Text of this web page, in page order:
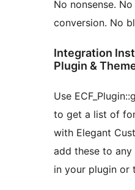
No nonsense.
conversion. No
Integration
Plugin &
Use
to get a list of
with Elegant
add these to any
in your plugin or